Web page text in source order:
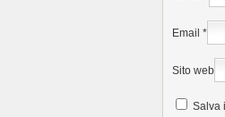
Email *
Sito web
Salva